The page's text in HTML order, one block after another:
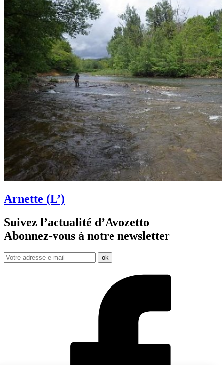
Arnette (L’)
Suivez l’actualité d’Avozetto
Abonnez-vous à notre newsletter